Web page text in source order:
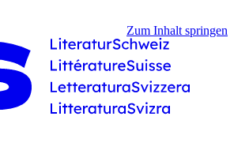
Zum Inhalt springen